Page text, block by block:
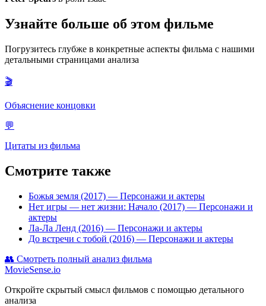
Узнайте больше об этом фильме
Погрузитесь глубже в конкретные аспекты фильма с нашими
детальными страницами анализа
🎬
Объяснение концовки
💬
Цитаты из фильма
Смотрите также
Божья земля (2017) — Персонажи и актеры
Нет игры — нет жизни: Начало (2017) — Персонажи и
актеры
Ла-Ла Ленд (2016) — Персонажи и актеры
До встречи с тобой (2016) — Персонажи и актеры
👥 Смотреть полный анализ фильма
MovieSense.io
Откройте скрытый смысл фильмов с помощью детального
анализа